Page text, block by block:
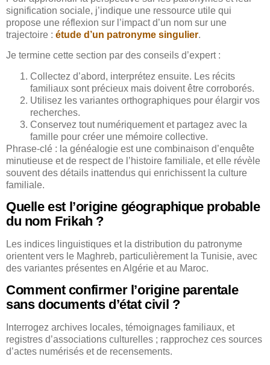
signification sociale, j’indique une ressource utile qui
propose une réflexion sur l’impact d’un nom sur une
trajectoire : étude d’un patronyme singulier.
Je termine cette section par des conseils d’expert :
Collectez d’abord, interprétez ensuite. Les récits
familiaux sont précieux mais doivent être corroborés.
Utilisez les variantes orthographiques pour élargir vos
recherches.
Conservez tout numériquement et partagez avec la
famille pour créer une mémoire collective.
Phrase-clé : la généalogie est une combinaison d’enquête
minutieuse et de respect de l’histoire familiale, et elle révèle
souvent des détails inattendus qui enrichissent la culture
familiale.
Quelle est l’origine géographique probable
du nom Frikah ?
Les indices linguistiques et la distribution du patronyme
orientent vers le Maghreb, particulièrement la Tunisie, avec
des variantes présentes en Algérie et au Maroc.
Comment confirmer l’origine parentale
sans documents d’état civil ?
Interrogez archives locales, témoignages familiaux, et
registres d’associations culturelles ; rapprochez ces sources
d’actes numérisés et de recensements.